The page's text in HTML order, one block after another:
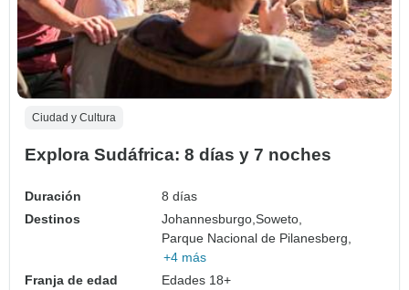
Ciudad y Cultura
Explora Sudáfrica: 8 días y 7 noches
Duración
8 días
Destinos
Johannesburgo,Soweto,
Parque Nacional de Pilanesberg,
+4 más
Franja de edad
Edades 18+